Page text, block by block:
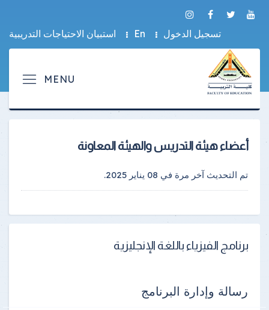
تسجيل الدخول En استبيان الاحتياجات التدريبية
أعضاء هيئة التدريس والهيئة المعاونة
تم التحديث آخر مرة في 08 يناير 2025 .
برنامج الفيزياء باللغة الإنجليزية
رسالة وإدارة البرنامج